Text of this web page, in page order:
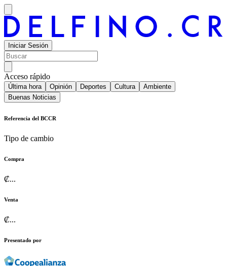
Iniciar Sesión
Acceso rápido
Última hora Opinión Deportes Cultura
Ambiente
Buenas Noticias
Referencia del BCCR
Tipo de cambio
Compra
₡...
Venta
₡...
Presentado por